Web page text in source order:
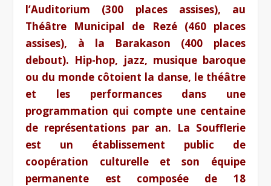
l’Auditorium (300 places assises), au
Théâtre Municipal de Rezé (460 places
assises), à la Barakason (400 places
debout). Hip-hop, jazz, musique baroque
ou du monde côtoient la danse, le théâtre
et les performances dans une
programmation qui compte une centaine
de représentations par an. La Soufflerie
est un établissement public de
coopération culturelle et son équipe
permanente est composée de 18